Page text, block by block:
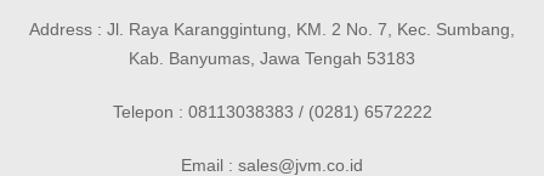
Address : Jl. Raya Karanggintung, KM. 2 No. 7, Kec. Sumbang,
Kab. Banyumas, Jawa Tengah 53183
Telepon : 08113038383 / (0281) 6572222
Email : sales@jvm.co.id